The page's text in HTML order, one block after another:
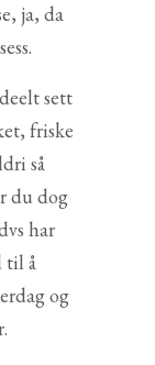
ja, da
sett
friske
så
du dog
har
til å
og